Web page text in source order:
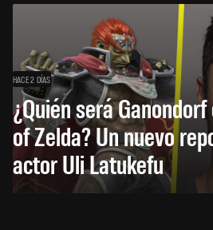
HACE 2 DÍAS
¿Quién será
of Zelda? Un nuevo
actor Uli Latukefu